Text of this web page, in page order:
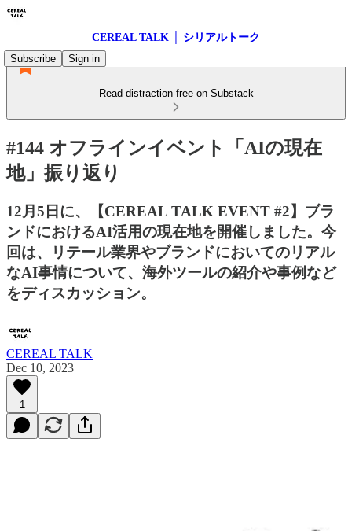
CEREAL TALK │ シリアルトーク
Subscribe
Sign in
Read distraction-free on Substack
#144 オフラインイベント「AIの現在
地」振り返り
12月5日に、【CEREAL TALK EVENT #2】ブラ
ンドにおけるAI活用の現在地を開催しました。今
回は、リテール業界やブランドにおいてのリアル
なAI事情について、海外ツールの紹介や事例など
をディスカッション。
CEREAL TALK
Dec 10, 2023
1